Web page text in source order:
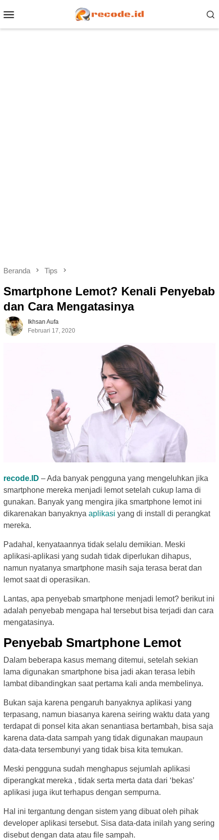
ke
kontenMobile
Beranda Tips
Smartphone Lemot? Kenali Penyebab
dan Cara Mengatasinya
Ikhsan Aufa
Februari 17, 2020
recode.ID – Ada banyak pengguna yang mengeluhkan jika
smartphone mereka menjadi lemot setelah cukup lama di
gunakan. Banyak yang mengira jika smartphone lemot ini
dikarenakan banyaknya aplikasi yang di install di perangkat
mereka.
Padahal, kenyataannya tidak selalu demikian. Meski
aplikasi-aplikasi yang sudah tidak diperlukan dihapus,
namun nyatanya smartphone masih saja terasa berat dan
lemot saat di operasikan.
Lantas, apa penyebab smartphone menjadi lemot? berikut ini
adalah penyebab mengapa hal tersebut bisa terjadi dan cara
mengatasinya.
Penyebab Smartphone Lemot
Dalam beberapa kasus memang ditemui, setelah sekian
lama digunakan smartphone bisa jadi akan terasa lebih
lambat dibandingkan saat pertama kali anda membelinya.
Bukan saja karena pengaruh banyaknya aplikasi yang
terpasang, namun biasanya karena seiring waktu data yang
terdapat di ponsel kita akan senantiasa bertambah, bisa saja
karena data-data sampah yang tidak digunakan maupaun
data-data tersembunyi yang tidak bisa kita temukan.
Meski pengguna sudah menghapus sejumlah aplikasi
diperangkat mereka , tidak serta merta data dari ‘bekas’
aplikasi juga ikut terhapus dengan sempurna.
Hal ini tergantung dengan sistem yang dibuat oleh pihak
developer aplikasi tersebut. Sisa data-data inilah yang sering
disebut dengan data atau file sampah.